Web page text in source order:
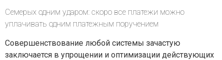
Семерых одним ударом: скоро все платежи можно
уплачивать одним платежным поручением
Совершенствование любой системы зачастую
заключается в упрощении и оптимизации действующих